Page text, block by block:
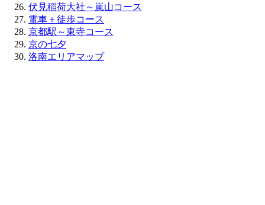
伏見稲荷大社～嵐山コース
電車＋徒歩コース
京都駅～東寺コース
京の七夕
洛南エリアマップ